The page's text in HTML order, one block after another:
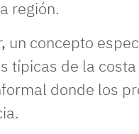
región.
un concepto
típicas de la
donde los